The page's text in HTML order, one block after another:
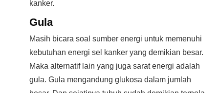
kanker.
Gula
Masih bicara soal sumber energi untuk memenuhi
kebutuhan energi sel kanker yang demikian besar.
Maka alternatif lain yang juga sarat energi adalah
gula. Gula mengandung glukosa dalam jumlah